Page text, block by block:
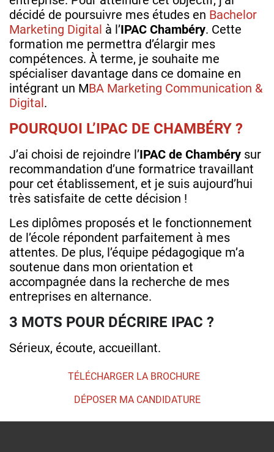
décidé de poursuivre mes études en Bachelor
Marketing Digital à l’IPAC Chambéry. Cette
formation me permettra d’élargir mes
compétences. À terme, je souhaite me
spécialiser davantage dans ce domaine en
intégrant un MBA Marketing Communication &
Digital.
POURQUOI L’IPAC DE CHAMBÉRY ?
J’ai choisi de rejoindre l’IPAC de Chambéry sur
recommandation d’une formatrice travaillant
pour cet établissement, et je suis aujourd’hui
très satisfaite de cette décision !
Les diplômes proposés et le fonctionnement
de l’école répondent parfaitement à mes
attentes. De plus, l’équipe pédagogique m’a
soutenue dans mon orientation et
accompagnée dans la recherche de mes
entreprises en alternance.
3 MOTS POUR DÉCRIRE IPAC ?
Sérieux, écoute, accueillant.
TÉLÉCHARGER LA BROCHURE
DÉPOSER MA CANDIDATURE